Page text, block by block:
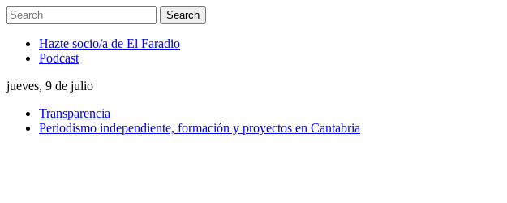
Hazte socio/a de El Faradio
Podcast
jueves, 9 de julio
Transparencia
Periodismo independiente, formación y proyectos en Cantabria